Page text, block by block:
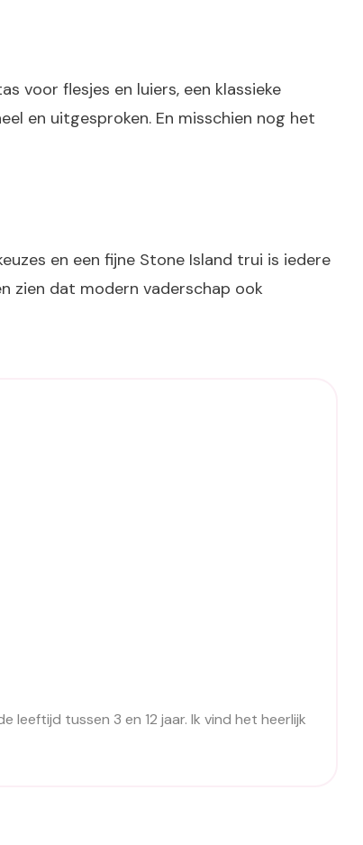
voor flesjes en luiers, een klassieke
en uitgesproken. En misschien nog het
en een fijne Stone Island trui is iedere
zien dat modern vaderschap ook
leeftijd tussen 3 en 12 jaar. Ik vind het heerlijk